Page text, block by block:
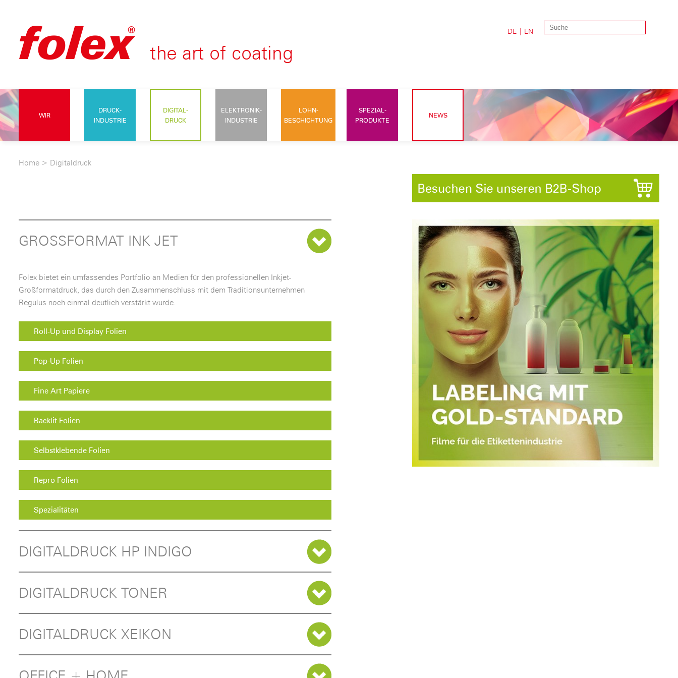
DE | EN
WIR
DRUCK-
INDUSTRIE
DIGITAL-
DRUCK
ELEKTRONIK-
INDUSTRIE
LOHN-
BESCHICHTUNG
SPEZIAL-
PRODUKTE
NEWS
Home > Digitaldruck
GROSSFORMAT INK JET
Folex bietet ein umfassendes Portfolio an Medien für den professionellen Inkjet-
Großformatdruck, das durch den Zusammenschluss mit dem Traditionsunternehmen
Regulus noch einmal deutlich verstärkt wurde.
Roll-Up und Display Folien
Pop-Up Folien
Fine Art Papiere
Backlit Folien
Selbstklebende Folien
Repro Folien
Spezialitäten
DIGITALDRUCK HP INDIGO
DIGITALDRUCK TONER
DIGITALDRUCK XEIKON